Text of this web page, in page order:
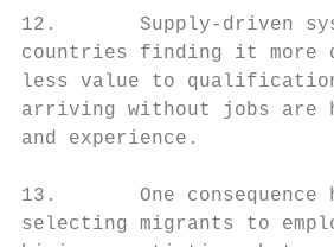
12.       Supply-driven
countries finding it more
less value to
arriving without jobs are
and experience.
13.       One
selecting migrants to